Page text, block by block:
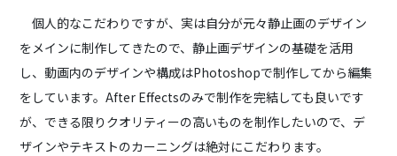
個人的なこだわりですが、実は自分が元々静止画のデザイン
をメインに制作してきたので、静止画デザインの基礎を活用
し、動画内のデザインや構成はPhotoshopで制作してから編集
をしています。After Effectsのみで制作を完結しても良いです
が、できる限りクオリティーの高いものを制作したいので、デ
ザインやテキストのカーニングは絶対にこだわります。